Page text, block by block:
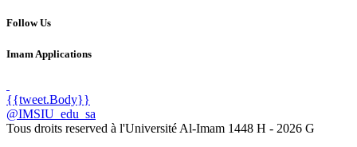
Follow Us
Imam Applications
{{tweet.Body}}
@IMSIU_edu_sa
Tous droits reserved à l'Université Al-Imam 1448 H - 2026 G